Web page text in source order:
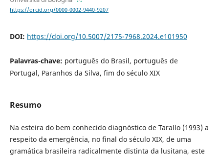
https://orcid.org/0000-0002-9440-9207
DOI: https://doi.org/10.5007/2175-7968.2024.e101950
Palavras-chave: português do Brasil, português de
Portugal, Paranhos da Silva, fim do século XIX
Resumo
Na esteira do bem conhecido diagnóstico de Tarallo (1993) a
respeito da emergência, no final do século XIX, de uma
gramática brasileira radicalmente distinta da lusitana, este